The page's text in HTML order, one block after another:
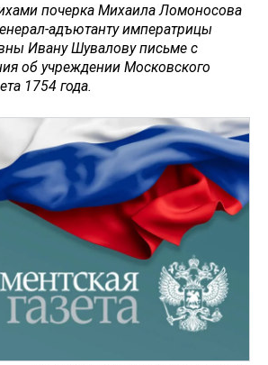
почерка Михаила Ломоносова
адъютанту императрицы
Ивану Шувалову письме с
об учреждении Московского
1754 года.